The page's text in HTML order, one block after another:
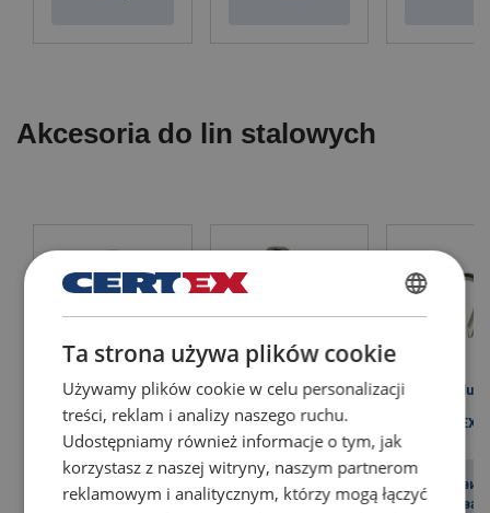
Akcesoria do lin stalowych
Heavy Duty
Thimble Type
Подивитись
товар
Wire Rope Grip
POWERTEX
EUREKA
Подивитись
товар
General duty
POWERTEX
товар
POLISH
ENGLISH TRANSLATION
Ta strona używa plików cookie
Używamy plików cookie w celu personalizacji
treści, reklam i analizy naszego ruchu.
Udostępniamy również informacje o tym, jak
korzystasz z naszej witryny, naszym partnerom
reklamowym i analitycznym, którzy mogą łączyć